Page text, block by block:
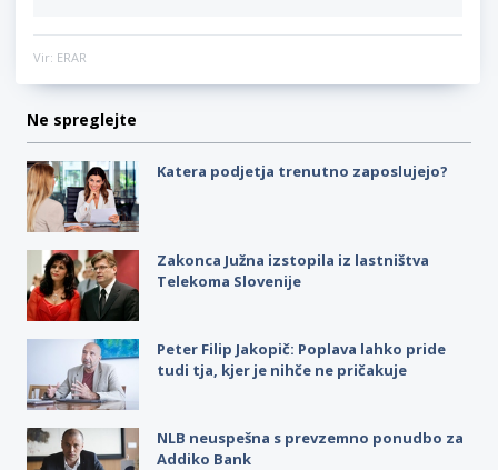
Vir: ERAR
Ne spreglejte
Katera podjetja trenutno zaposlujejo?
Zakonca Južna izstopila iz lastništva
Telekoma Slovenije
Peter Filip Jakopič: Poplava lahko pride
tudi tja, kjer je nihče ne pričakuje
NLB neuspešna s prevzemno ponudbo za
Addiko Bank